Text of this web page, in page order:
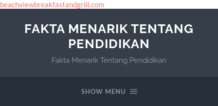
beachviewbreakfastandgrill.com
FAKTA MENARIK TENTANG
PENDIDIKAN
Fakta Menarik Tentang Pendidikan
SHOW MENU